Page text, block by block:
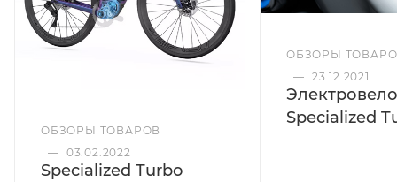
ОБЗОРЫ ТОВАРОВ
— 03.02.2022
Specialized Turbo
ОБЗОРЫ
— 23.12.2021
Specialized